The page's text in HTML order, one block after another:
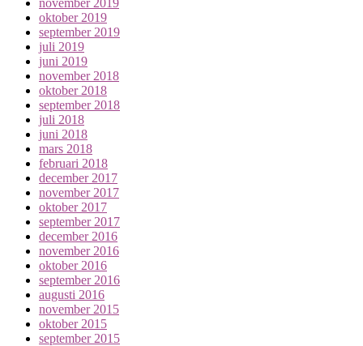
oktober 2019
september 2019
juli 2019
juni 2019
november 2018
oktober 2018
september 2018
juli 2018
juni 2018
mars 2018
februari 2018
december 2017
november 2017
oktober 2017
september 2017
december 2016
november 2016
oktober 2016
september 2016
augusti 2016
november 2015
oktober 2015
september 2015